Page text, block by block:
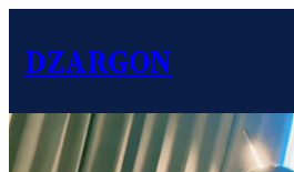
DZARGON